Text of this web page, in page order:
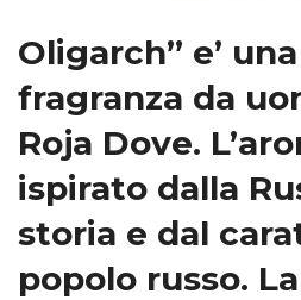
Oligarch” e’
fragranza da
Roja Dove.
ispirato dalla
storia e dal
popolo russo. La